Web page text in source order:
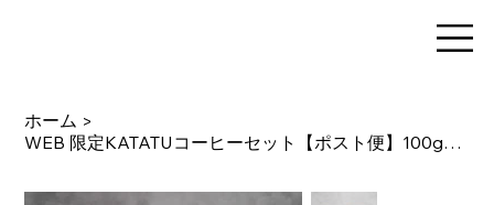
ホーム >
WEB 限定KATATUコーヒーセット【ポスト便】100g✕3種おまかせセレクト